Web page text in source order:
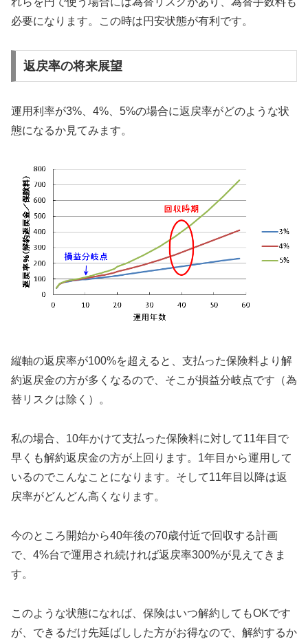
必要になります。この時は円安状態が有利です。
返戻率の将来展望
運用利率が3%、4%、5%の場合に返戻率がどのような状
態になるか見てみます。
縦軸の返戻率が100%を超えると、支払った保険料より解
約返戻金の方が多くなるので、そこが損益分岐点です（為
替リスクは除く）。
私の場合、10年かけて支払った保険料に対して11年目で
早くも解約返戻金の方が上回ります。1年目から運用して
いるのでこんなことになります。そして11年目以降は返
戻率がどんどん高くなります。
今のところ開始から40年後の70歳付近で回収する計画
で、4%台で運用され続ければ返戻率300%が見えてきま
す。
このような状態になれば、保険はいつ解約してもOKです
が、できるだけ先延ばしした方がお得なので、解約するか